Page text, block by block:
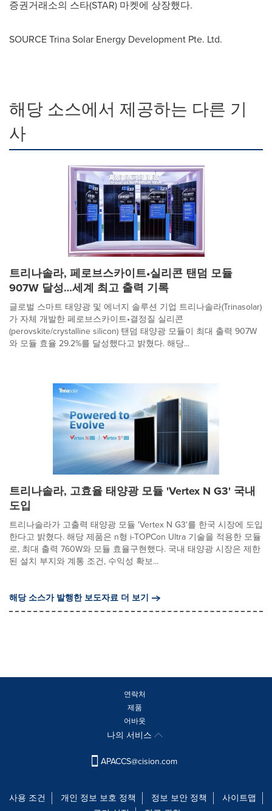
증권거래소의 스타(STAR) 마켓에 상장했다.
SOURCE Trina Solar Energy Development Pte. Ltd.
해당 소스에서 제공하는 다른 기
사
트리나솔라, 페로브스카이트•실리콘 탠덤 모듈
907W 달성…세계 최고 출력 기록
글로벌 스마트 태양광 및 에너지 솔루션 기업 트리나솔라(Trinasolar)
가 자체 개발한 페로브스카이트•결정질 실리콘
(perovskite/crystalline silicon) 탠덤 태양광 모듈이 최대 출력 907W
와 모듈 효율 29.2%를 달성했다고 밝혔다. 해당...
트리나솔라, 고효율 태양광 모듈 'Vertex N G3' 국내
도입
트리나솔라가 고출력 태양광 모듈 'Vertex N G3'를 한국 시장에 도입
한다고 밝혔다. 해당 제품은 n형 i-TOPCon Ultra 기술을 적용한 모듈
로, 최대 출력 760W와 모듈 효율구현했다. 국내 태양광 시장은 제한
된 설치 부지와 계통 조건, 수익성 확보...
해당 소스가 발행한 보도자료 더 보기
연락처
제품
어바웃
나의 서비스
APACCS@cision.com
사용 조건 개인 정보 보호 정책 정보 보안 정책
사이트맵